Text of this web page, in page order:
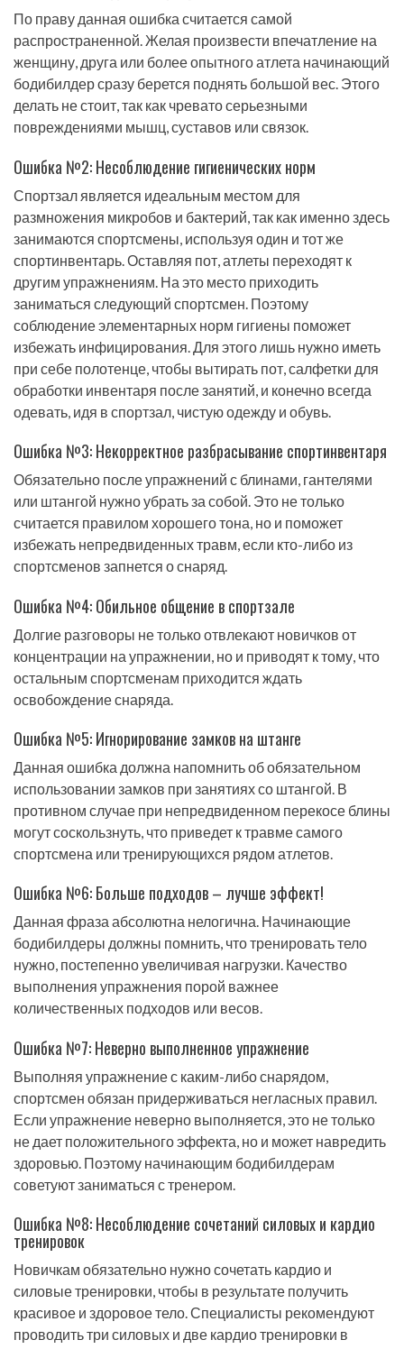
По праву данная ошибка считается самой
распространенной. Желая произвести впечатление на
женщину, друга или более опытного атлета начинающий
бодибилдер сразу берется поднять большой вес. Этого
делать не стоит, так как чревато серьезными
повреждениями мышц, суставов или связок.
Ошибка №2: Несоблюдение гигиенических норм
Спортзал является идеальным местом для
размножения микробов и бактерий, так как именно здесь
занимаются спортсмены, используя один и тот же
спортинвентарь. Оставляя пот, атлеты переходят к
другим упражнениям. На это место приходить
заниматься следующий спортсмен. Поэтому
соблюдение элементарных норм гигиены поможет
избежать инфицирования. Для этого лишь нужно иметь
при себе полотенце, чтобы вытирать пот, салфетки для
обработки инвентаря после занятий, и конечно всегда
одевать, идя в спортзал, чистую одежду и обувь.
Ошибка №3: Некорректное разбрасывание спортинвентаря
Обязательно после упражнений с блинами, гантелями
или штангой нужно убрать за собой. Это не только
считается правилом хорошего тона, но и поможет
избежать непредвиденных травм, если кто-либо из
спортсменов запнется о снаряд.
Ошибка №4: Обильное общение в спортзале
Долгие разговоры не только отвлекают новичков от
концентрации на упражнении, но и приводят к тому, что
остальным спортсменам приходится ждать
освобождение снаряда.
Ошибка №5: Игнорирование замков на штанге
Данная ошибка должна напомнить об обязательном
использовании замков при занятиях со штангой. В
противном случае при непредвиденном перекосе блины
могут соскользнуть, что приведет к травме самого
спортсмена или тренирующихся рядом атлетов.
Ошибка №6: Больше подходов – лучше эффект!
Данная фраза абсолютна нелогична. Начинающие
бодибилдеры должны помнить, что тренировать тело
нужно, постепенно увеличивая нагрузки. Качество
выполнения упражнения порой важнее
количественных подходов или весов.
Ошибка №7: Неверно выполненное упражнение
Выполняя упражнение с каким-либо снарядом,
спортсмен обязан придерживаться негласных правил.
Если упражнение неверно выполняется, это не только
не дает положительного эффекта, но и может навредить
здоровью. Поэтому начинающим бодибилдерам
советуют заниматься с тренером.
Ошибка №8: Несоблюдение сочетаний силовых и кардио
тренировок
Новичкам обязательно нужно сочетать кардио и
силовые тренировки, чтобы в результате получить
красивое и здоровое тело. Специалисты рекомендуют
проводить три силовых и две кардио тренировки в